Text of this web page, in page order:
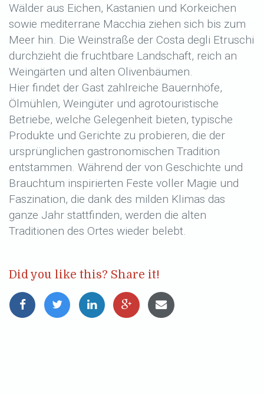
Wälder aus Eichen, Kastanien und Korkeichen
sowie mediterrane Macchia ziehen sich bis zum
Meer hin. Die Weinstraße der Costa degli Etruschi
durchzieht die fruchtbare Landschaft, reich an
Weingärten und alten Olivenbäumen.
Hier findet der Gast zahlreiche Bauernhöfe,
Ölmühlen, Weingüter und agrotouristische
Betriebe, welche Gelegenheit bieten, typische
Produkte und Gerichte zu probieren, die der
ursprünglichen gastronomischen Tradition
entstammen. Während der von Geschichte und
Brauchtum inspirierten Feste voller Magie und
Faszination, die dank des milden Klimas das
ganze Jahr stattfinden, werden die alten
Traditionen des Ortes wieder belebt.
Did you like this? Share it!